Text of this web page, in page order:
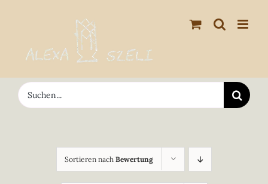
springen
Suche
nach:
Sortieren nach Bewertung